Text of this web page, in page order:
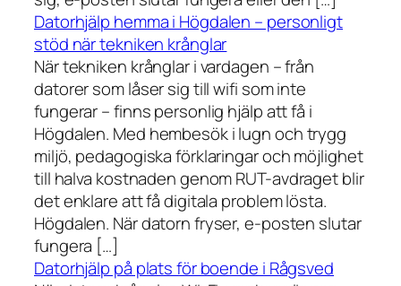
Datorhjälp hemma i Högdalen – personligt
stöd när tekniken krånglar
När tekniken krånglar i vardagen – från
datorer som låser sig till wifi som inte
fungerar – finns personlig hjälp att få i
Högdalen. Med hembesök i lugn och trygg
miljö, pedagogiska förklaringar och möjlighet
till halva kostnaden genom RUT-avdraget blir
det enklare att få digitala problem lösta.
Högdalen. När datorn fryser, e-posten slutar
fungera […]
Datorhjälp på plats för boende i Rågsved